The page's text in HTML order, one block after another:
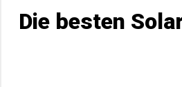
Die besten